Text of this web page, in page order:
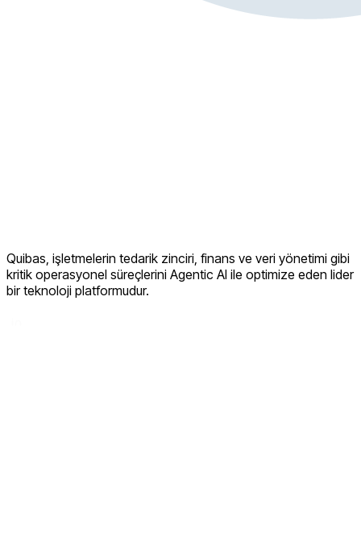
Quibas, işletmelerin tedarik zinciri, finans ve veri yönetimi gibi
kritik operasyonel süreçlerini Agentic AI ile optimize eden lider
bir teknoloji platformudur.